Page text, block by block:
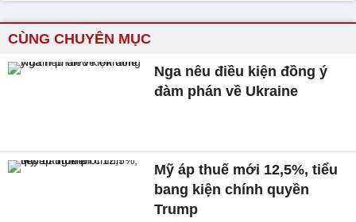
CÙNG CHUYÊN MỤC
Nga nêu điều kiện đồng ý
đàm phán về Ukraine
Mỹ áp thuế mới 12,5%, tiểu
bang kiện chính quyền
Trump